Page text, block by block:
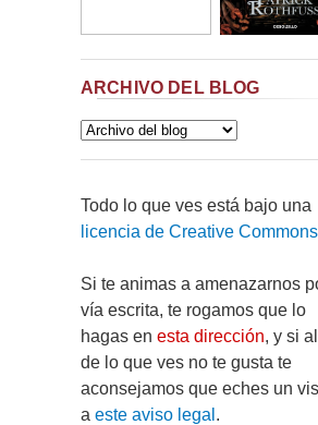
ARCHIVO DEL BLOG
Todo lo que ves está bajo una
licencia de Creative Commons
Si te animas a amenazarnos
vía escrita, te rogamos que lo
hagas en esta dirección, y si
de lo que ves no te gusta te
aconsejamos que eches un
a este aviso legal .